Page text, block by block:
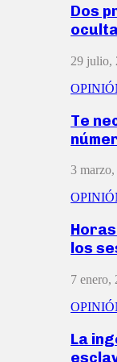
Dos
29 julio,
Te
3
los
7 enero,
La